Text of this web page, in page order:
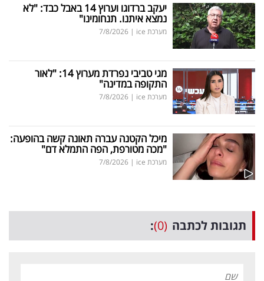
יעקב ברדוגו וערוץ 14 באבל כבד: "לא
נמצא איתנו. תנחומינו"
מערכת ice |
7/8/2026
מגי טביבי נפרדת מערוץ 14: "לאור
התקופה במדינה"
מערכת ice |
7/8/2026
מיכל הקטנה עברה תאונה קשה בהופעה:
"מכה מטורפת, הפה התמלא דם"
מערכת ice |
7/8/2026
תגובות לכתבה (0)
: